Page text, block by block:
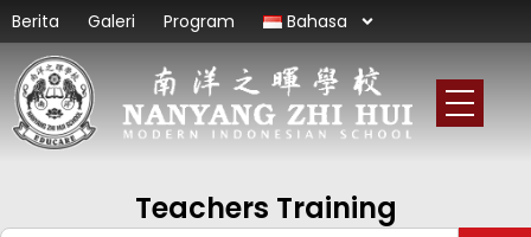
Berita Galeri Program Bahasa
Teachers Training